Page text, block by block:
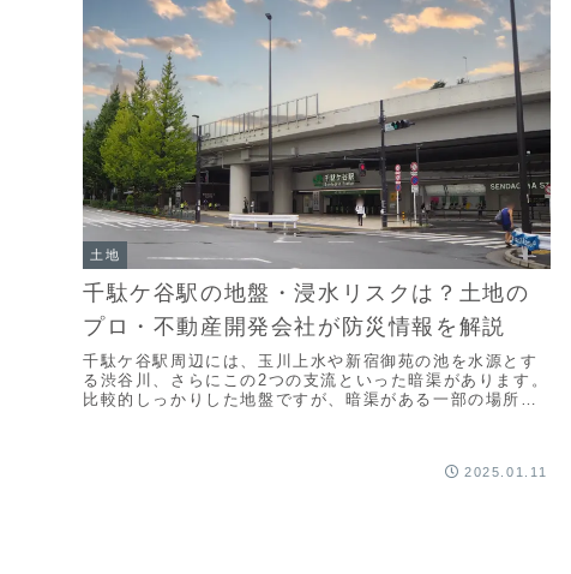
土地
千駄ケ谷駅の地盤・浸水リスクは？土地の
プロ・不動産開発会社が防災情報を解説
千駄ケ谷駅周辺には、玉川上水や新宿御苑の池を水源とす
る渋谷川、さらにこの2つの支流といった暗渠があります。
比較的しっかりした地盤ですが、暗渠がある一部の場所で
2025.01.11